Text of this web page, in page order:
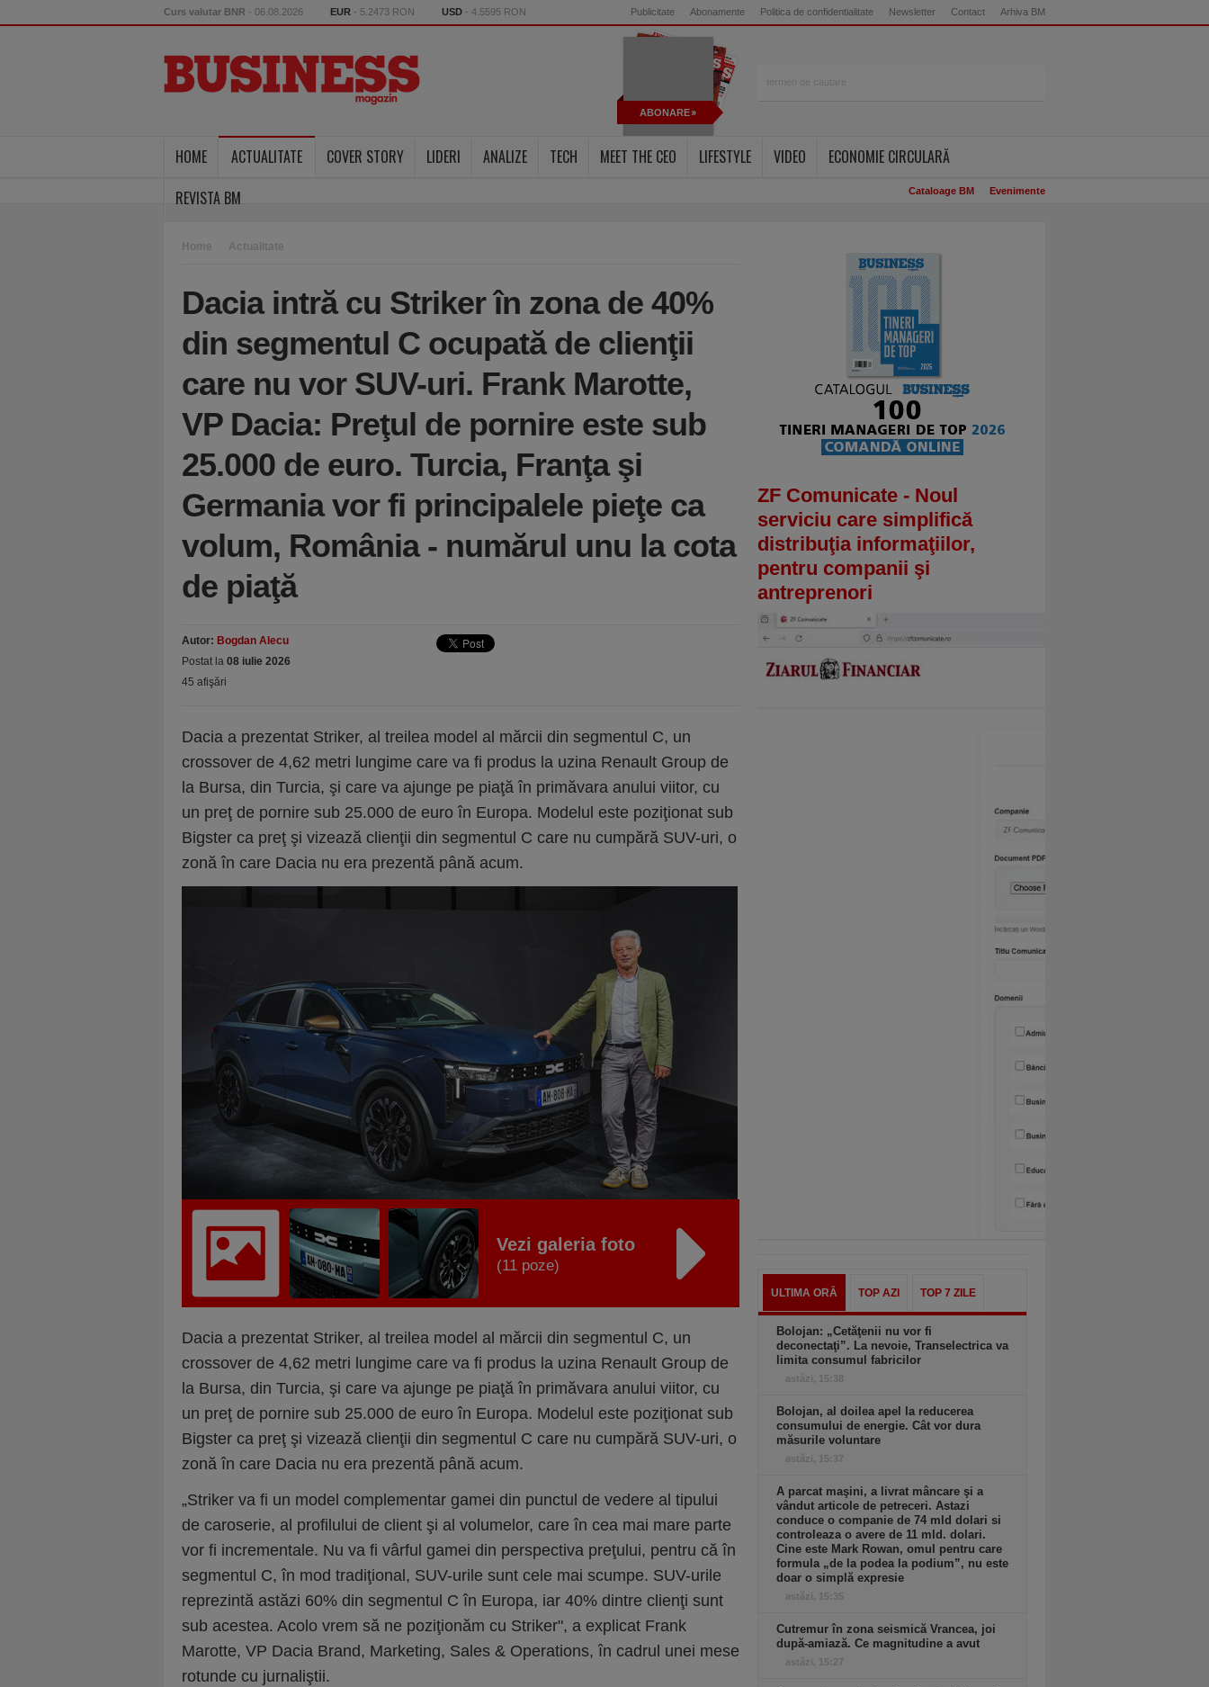
Curs valutar BNR - 06.08.2026 EUR - 5.2473 RON USD - 4.5595 RON Publicitate Abonamente Politica de confidentialitate Newsletter Contact Arhiva BM
ABONARE
HOME ACTUALITATE COVER STORY LIDERI ANALIZE TECH MEET THE CEO LIFESTYLE VIDEO
ECONOMIE CIRCULARĂ
REVISTA BM
Cataloage BM Evenimente
Home Actualitate
Dacia intră cu Striker în zona de 40%
din segmentul C ocupată de clienţii
care nu vor SUV-uri. Frank Marotte,
VP Dacia: Preţul de pornire este sub
25.000 de euro. Turcia, Franţa şi
Germania vor fi principalele pieţe ca
volum, România - numărul unu la cota
de piaţă
Autor: Bogdan Alecu
Postat la 08 iulie 2026
45 afişări
Dacia a prezentat Striker, al treilea model al mărcii din segmentul C, un
crossover de 4,62 metri lungime care va fi produs la uzina Renault Group de
la Bursa, din Turcia, şi care va ajunge pe piaţă în primăvara anului viitor, cu
un preţ de pornire sub 25.000 de euro în Europa. Modelul este poziţionat sub
Bigster ca preţ şi vizează clienţii din segmentul C care nu cumpără SUV-uri, o
zonă în care Dacia nu era prezentă până acum.
Vezi galeria foto
(11 poze)
Dacia a prezentat Striker, al treilea model al mărcii din segmentul C, un
crossover de 4,62 metri lungime care va fi produs la uzina Renault Group de
la Bursa, din Turcia, şi care va ajunge pe piaţă în primăvara anului viitor, cu
un preţ de pornire sub 25.000 de euro în Europa. Modelul este poziţionat sub
Bigster ca preţ şi vizează clienţii din segmentul C care nu cumpără SUV-uri, o
zonă în care Dacia nu era prezentă până acum.
„Striker va fi un model complementar gamei din punctul de vedere al tipului
de caroserie, al profilului de client şi al volumelor, care în cea mai mare parte
vor fi incrementale. Nu va fi vârful gamei din perspectiva preţului, pentru că în
segmentul C, în mod tradiţional, SUV-urile sunt cele mai scumpe. SUV-urile
reprezintă astăzi 60% din segmentul C în Europa, iar 40% dintre clienţi sunt
sub acestea. Acolo vrem să ne poziţionăm cu Striker", a explicat Frank
Marotte, VP Dacia Brand, Marketing, Sales & Operations, în cadrul unei mese
rotunde cu jurnaliştii.
ZF Comunicate - Noul
serviciu care simplifică
distribuţia informaţiilor,
pentru companii şi
antreprenori
ULTIMA ORĂ TOP AZI TOP 7 ZILE
Bolojan: „Cetăţenii nu vor fi
deconectaţi”. La nevoie, Transelectrica va
limita consumul fabricilor
astăzi, 15:38
Bolojan, al doilea apel la reducerea
consumului de energie. Cât vor dura
măsurile voluntare
astăzi, 15:37
A parcat maşini, a livrat mâncare şi a
vândut articole de petreceri. Astazi
conduce o companie de 74 mld dolari si
controleaza o avere de 11 mld. dolari.
Cine este Mark Rowan, omul pentru care
formula „de la podea la podium”, nu este
doar o simplă expresie
astăzi, 15:35
Cutremur în zona seismică Vrancea, joi
după-amiază. Ce magnitudine a avut
astăzi, 15:27